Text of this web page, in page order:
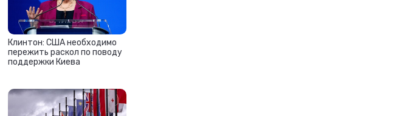
Клинтон: США необходимо
пережить раскол по поводу
поддержки Киева